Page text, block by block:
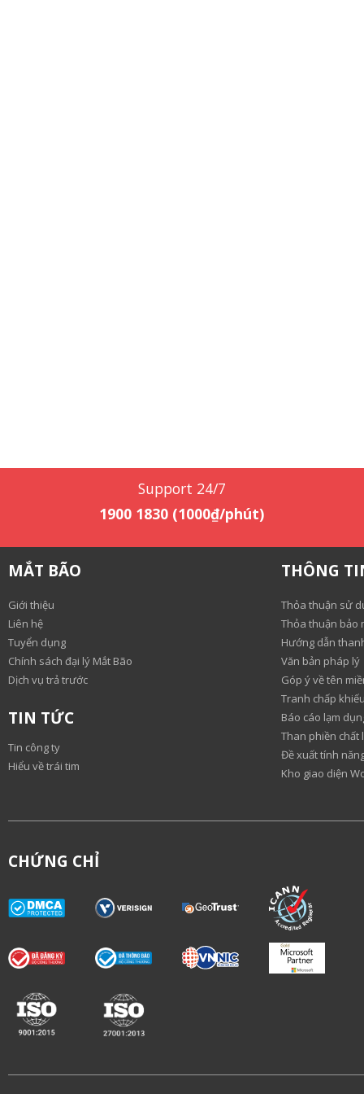
Support 24/7
1900 1830 (1000₫/phút)
MẮT BÃO
TIN TỨC
Giới thiệu
Liên hệ
Tuyển dụng
Chính sách đại lý Mắt Bão
Dịch vụ trả trước
Tin công ty
Hiểu về trái tim
THÔNG
Thỏa thuận sử
Thỏa thuận bảo
Hướng dẫn
Văn bản pháp lý
Góp ý về tên
Tranh chấp
Báo cáo lạm
Than phiền chất
Đề xuất tính
Kho giao diện
CHỨNG CHỈ